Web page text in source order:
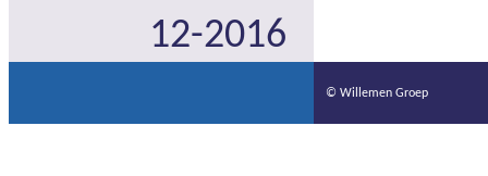
12-2016
© Willemen Groep